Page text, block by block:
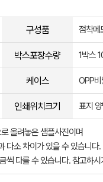
구성품 점착메
박스포장수량 1박스
케이스 OPP
인쇄위치크기 표지
올려놓은 샘플사진이며
다소 차이가 있을 수 있습니다.
씩 다를 수 있습니다. 참고하